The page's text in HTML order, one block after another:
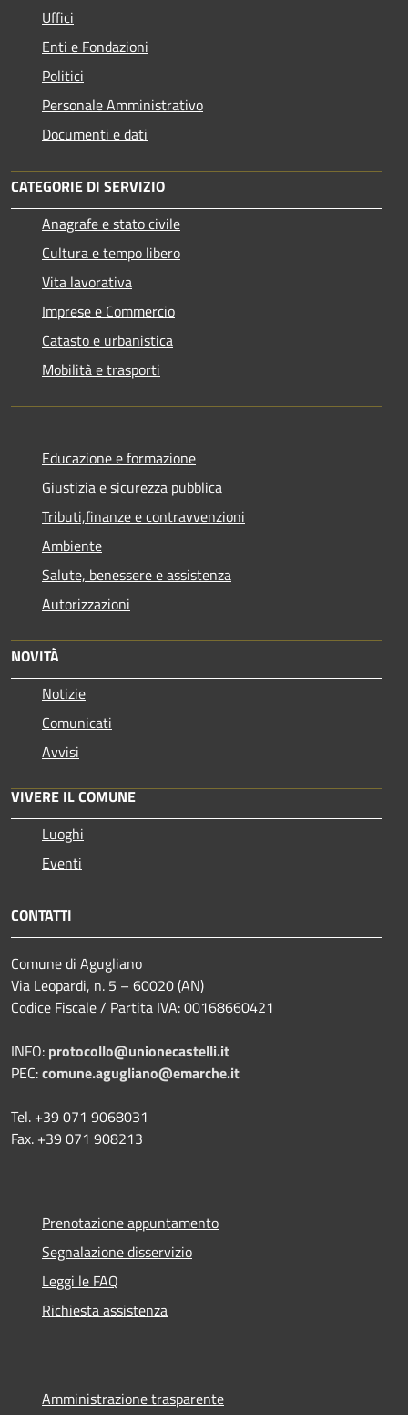
Uffici
Enti e Fondazioni
Politici
Personale Amministrativo
Documenti e dati
CATEGORIE DI SERVIZIO
Anagrafe e stato civile
Cultura e tempo libero
Vita lavorativa
Imprese e Commercio
Catasto e urbanistica
Mobilità e trasporti
Educazione e formazione
Giustizia e sicurezza pubblica
Tributi,finanze e contravvenzioni
Ambiente
Salute, benessere e assistenza
Autorizzazioni
NOVITÀ
Notizie
Comunicati
Avvisi
VIVERE IL COMUNE
Luoghi
Eventi
CONTATTI
Comune di Agugliano
Via Leopardi, n. 5 – 60020 (AN)
Codice Fiscale / Partita IVA: 00168660421
INFO: protocollo@unionecastelli.it
PEC:comune.agugliano@emarche.it
Tel. +39 071 9068031
Fax. +39 071 908213
Prenotazione appuntamento
Segnalazione disservizio
Leggi le FAQ
Richiesta assistenza
Amministrazione trasparente